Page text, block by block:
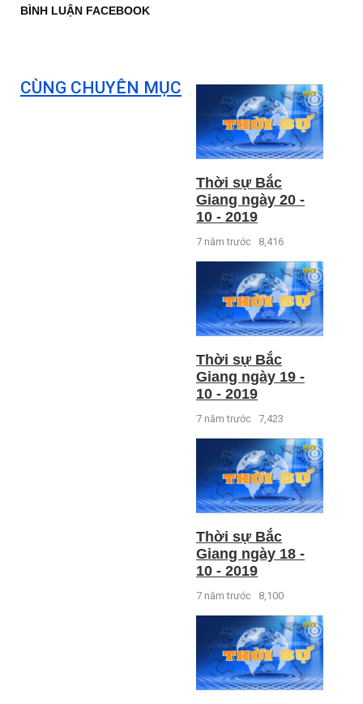
BÌNH LUẬN FACEBOOK
CÙNG CHUYÊN MỤC
Thời sự Bắc
Giang ngày 20 -
10 - 2019
7 năm trước 8,416
Thời sự Bắc
Giang ngày 19 -
10 - 2019
7 năm trước 7,423
Thời sự Bắc
Giang ngày 18 -
10 - 2019
7 năm trước 8,100